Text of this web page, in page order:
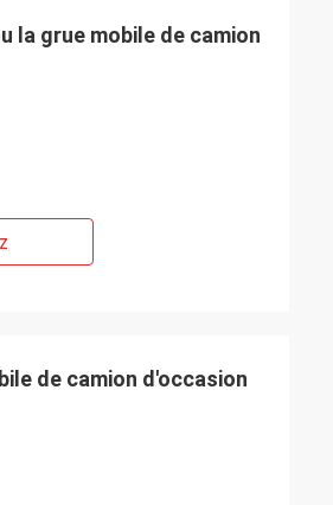
la grue mobile de camion
de camion d'occasion